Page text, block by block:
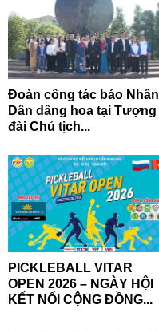
Đoàn công tác báo Nhân
Dân dâng hoa tại Tượng
đài Chủ tịch...
PICKLEBALL VITAR
OPEN 2026 – NGÀY HỘI
KẾT NỐI CỘNG ĐỒNG...